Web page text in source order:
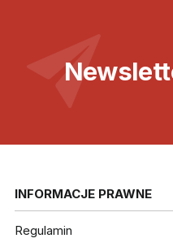
INFORMACJE PRAWNE
Regulamin